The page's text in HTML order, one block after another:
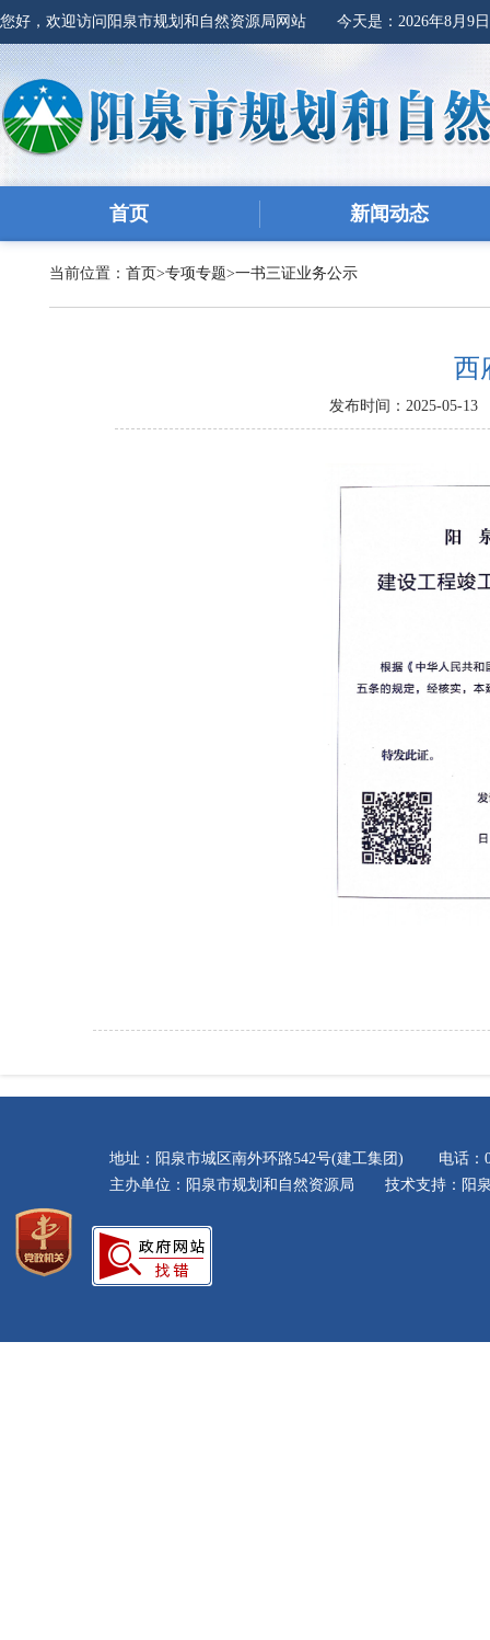
您好，欢迎访问阳泉市规划和自然资源局网站 今天是： 2026年8月9
首页 新闻动态
当前位置： 首页>专项专题>一书三证业务公示
西
发布时间：2025-05-13
地址：阳泉市城区南外环路542号(建工集团) 电
主办单位：阳泉市规划和自然资源局 技术支持：